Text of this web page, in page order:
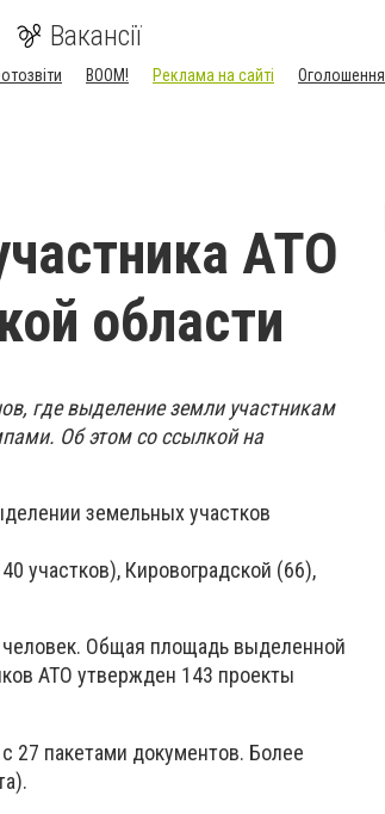
Вакансії
BOOM! Реклама на сайті
Оголошення
АТО
области
где выделение земли участникам
Об этом со ссылкой на
земельных участков
участков), Кировоградской (66),
человек. Общая площадь выделенной
АТО утвержден 143 проекты
27 пакетами документов. Более